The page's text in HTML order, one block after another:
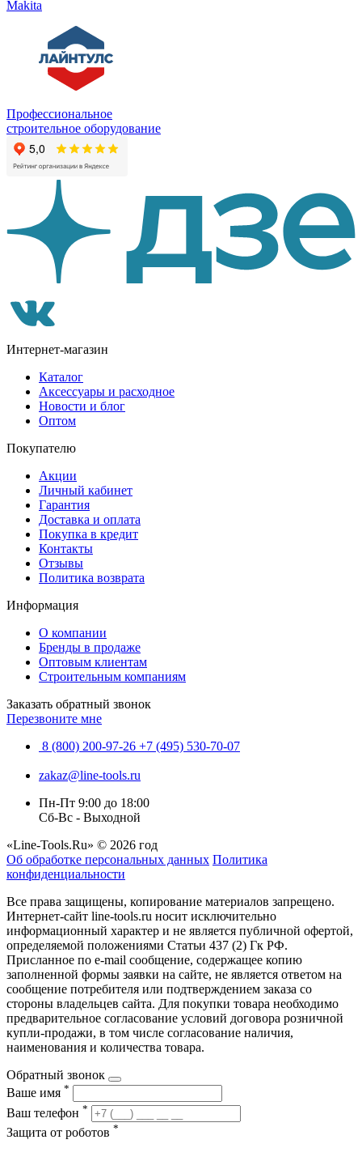
Makita
Профессиональное
строительное оборудование
Интернет-магазин
Каталог
Аксессуары и расходное
Новости и блог
Оптом
Покупателю
Акции
Личный кабинет
Гарантия
Доставка и оплата
Покупка в кредит
Контакты
Отзывы
Политика возврата
Информация
О компании
Бренды в продаже
Оптовым клиентам
Строительным компаниям
Заказать обратный звонок
Перезвоните мне
8 (800) 200-97-26 +7 (495) 530-70-07
zakaz@line-tools.ru
Пн-Пт 9:00 до 18:00
Сб-Вс - Выходной
«Line-Tools.Ru» © 2026 год
Об обработке персональных данных Политика
конфиденциальности
Все права защищены, копирование материалов запрещено.
Интернет-сайт line-tools.ru носит исключительно
информационный характер и не является публичной офертой,
определяемой положениями Статьи 437 (2) Гк РФ.
Присланное по e-mail сообщение, содержащее копию
заполненной формы заявки на сайте, не является ответом на
сообщение потребителя или подтверждением заказа со
стороны владельцев сайта. Для покупки товара необходимо
предварительное согласование условий договора розничной
купли-продажи, в том числе согласование наличия,
наименования и количества товара.
Обратный звонок
Ваше имя *
Ваш телефон *
Защита от роботов *